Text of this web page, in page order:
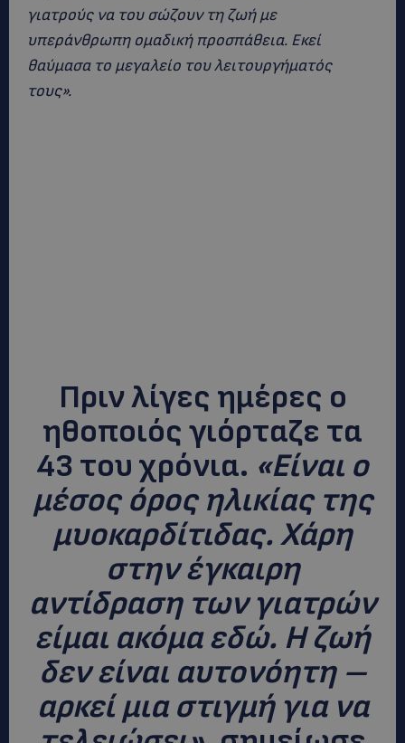
γιατρούς να του σώζουν τη ζωή με
υπεράνθρωπη ομαδική προσπάθεια. Εκεί
θαύμασα το μεγαλείο του λειτουργήματός
τους».
Πριν λίγες ημέρες ο
ηθοποιός γιόρταζε τα
43 του χρόνια. «Είναι ο
μέσος όρος ηλικίας της
μυοκαρδίτιδας. Χάρη
στην έγκαιρη
αντίδραση των γιατρών
είμαι ακόμα εδώ. Η ζωή
δεν είναι αυτονόητη –
αρκεί μια στιγμή για να